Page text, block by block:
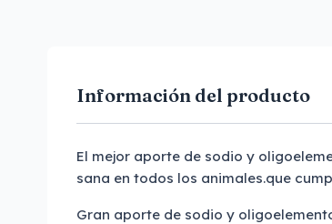
Información del producto
El mejor aporte de sodio y
sana en todos los animales.que
Gran aporte de sodio y